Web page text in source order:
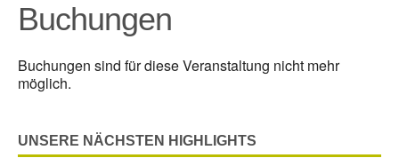
Buchungen
Buchungen sind für diese Veranstaltung nicht mehr
möglich.
UNSERE NÄCHSTEN HIGHLIGHTS